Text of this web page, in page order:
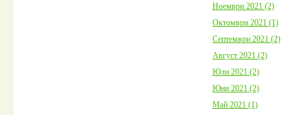
Ноември 2021 (2)
Октомври 2021 (1)
Септември 2021 (2)
Август 2021 (2)
Юли 2021 (2)
Юни 2021 (2)
Май 2021 (1)